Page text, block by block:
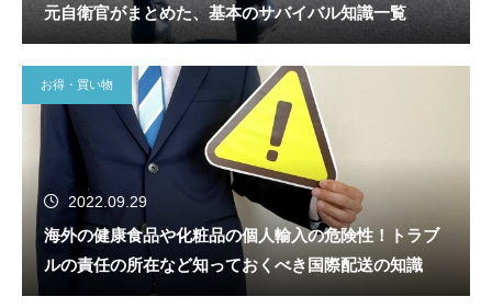
元自衛官がまとめた、基本のサバイバル知識一覧
お得・買い物
2022.09.29
海外の健康食品や化粧品の個人輸入の危険性！トラブ
ルの責任の所在など知っておくべき国際配送の知識